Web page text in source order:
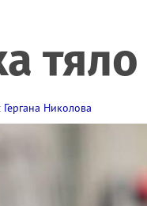
Гергана Николова